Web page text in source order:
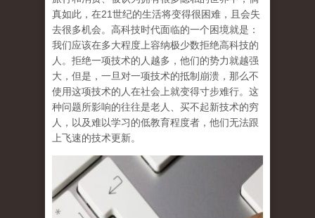
真如此，在21世纪的生活将变得很困难，且会失
去很多机会。高科技时代面临的一个困境就是：
我们应该在多大程度上容纳极少数拒绝高科技的
人。拒绝一项技术的人越多，他们的势力就越强
大，但是，一旦对一项技术的抵制崩溃，那么不
使用这项技术的人在社会上就变得寸步难行。这
种问题所影响的往往是老人、买不起新技术的穷
人，以及难以学习的低教育程度者，他们无法跟
上飞速的技术更新。